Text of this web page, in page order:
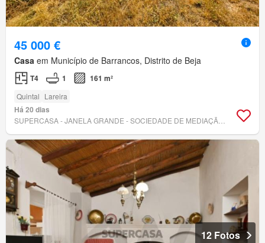
45 000 €
Casa em Município de Barrancos, Distrito de Beja
T4 1 161 m²
Quintal Lareira
Há 20 dias
12 Fotos